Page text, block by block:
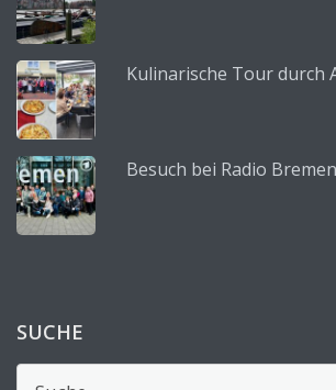
Kulinarische Tour durch
Besuch bei Radio Bremen
SUCHE